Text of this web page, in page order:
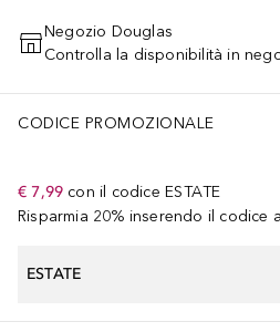
AGGIUNGI AL
Negozio Douglas
Controlla la disponibilità in
CODICE PROMOZIONALE
€ 7,99 con il codice ESTATE
Risparmia 20% inserendo il codice
ESTATE